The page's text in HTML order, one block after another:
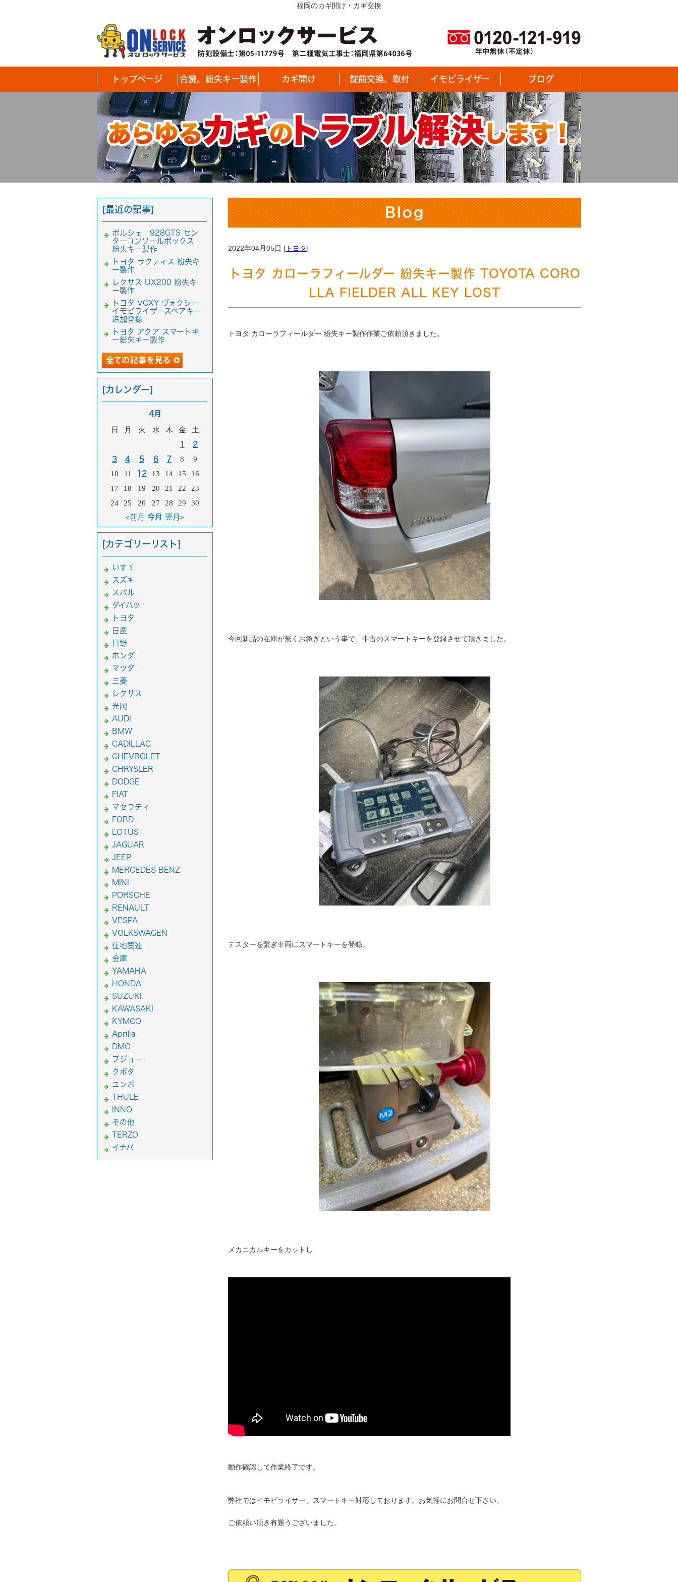
福岡のカギ開け・カギ交換
トップページ 合鍵、紛失キー製作 カギ開け 錠前交換、取付 イモビライザー ブログ
Blog
2022年04月05日 [ トヨタ]
トヨタ カローラフィールダー 紛失キー製作 TOYOTA CORO
LLA FIELDER ALL KEY LOST
トヨタ カローラフィールダー 紛失キー製作作業ご依頼頂きました。
今回新品の在庫が無くお急ぎという事で、中古のスマートキーを登録させて頂きました。
テスターを繋ぎ車両にスマートキーを登録。
メカニカルキーをカットし
動作確認して作業終了です。
弊社ではイモビライザー、スマートキー対応しております。お気軽にお問合せ下さい。
ご依頼い頂き有難うございました。
[最近の記事]
ポルシェ 928GTS セン
ターコンソールボックス
紛失キー製作
トヨタ ラクティス 紛失キ
ー製作
レクサス UX200 紛失キ
ー製作
トヨタ VOXY ヴォクシー
イモビライザースペアキー
追加登録
トヨタ アクア スマートキ
ー紛失キー製作
[カレンダー]
4月
日 月 火 水 木 金 土
1
2
3
4 5 6 7 8
9
10
11 12 13 14 15
16
17
18 19 20 21 22
23
24
25 26 27 28 29 30
<前月 今月 翌月>
[カテゴリーリスト]
いすゞ
スズキ
スバル
ダイハツ
トヨタ
日産
日野
ホンダ
マツダ
三菱
レクサス
光岡
AUDI
BMW
CADILLAC
CHEVROLET
CHRYSLER
DODGE
FIAT
マセラティ
FORD
LOTUS
JAGUAR
JEEP
MERCEDES BENZ
MINI
PORSCHE
RENAULT
VESPA
VOLKSWAGEN
住宅関連
金庫
YAMAHA
HONDA
SUZUKI
KAWASAKI
KYMCO
Aprilia
DMC
プジョー
クボタ
ユンボ
THULE
INNO
その他
TERZO
イナバ